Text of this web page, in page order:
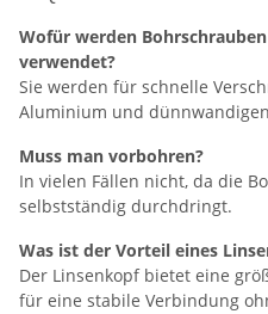
Wofür werden
verwendet?
Sie werden für schnelle
Aluminium und
Muss man vorbohren?
In vielen Fällen nicht, da die
selbstständig durchdringt.
Was ist der Vorteil eines
Der Linsenkopf bietet eine
für eine stabile Verbindung